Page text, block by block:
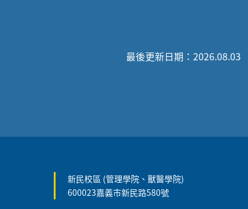
最後更新日期：2026.08.03
新民校區 (管理學院、獸醫學院)
600023嘉義市新民路580號